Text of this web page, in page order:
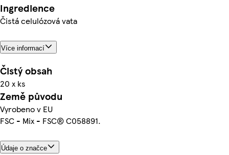
Ingredience
Čistá celulózová vata
Více informací
Čistý obsah
20 x ks
Země původu
Vyrobeno v EU
FSC - Mix - FSC® C058891.
Údaje o značce